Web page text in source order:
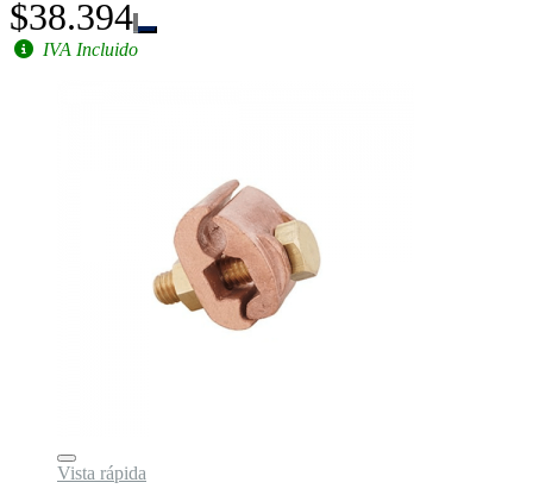
$38.394
IVA Incluido
Vista rápida